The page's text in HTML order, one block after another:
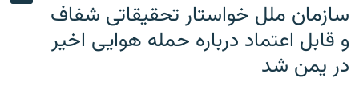
سازمان ملل خواستار تحقیقاتی شفاف
و قابل اعتماد درباره حمله هوایی اخیر
در یمن شد